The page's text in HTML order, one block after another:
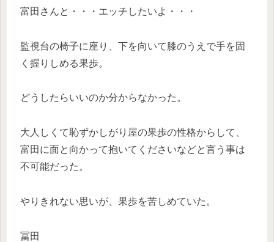
富田さんと・・・エッチしたいよ・・・
監視台の椅子に座り、下を向いて膝のうえで手を固
く握りしめる果歩。
どうしたらいいのか分からなかった。
大人しくて恥ずかしがり屋の果歩の性格からして、
富田に面と向かって抱いてくださいなどと言う事は
不可能だった。
やりきれない思いが、果歩を苦しめていた。
冨田